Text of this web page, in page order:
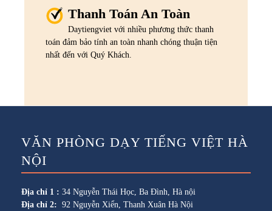
Thanh Toán An Toàn
Daytiengviet với nhiều phương thức thanh
toán đảm bảo tính an toàn nhanh chóng thuận tiện
nhất đến với Quý Khách.
VĂN PHÒNG DẠY TIẾNG VIỆT HÀ
NỘI
Địa chỉ 1 : 34 Nguyễn Thái Học, Ba Đình, Hà nội
Địa chỉ 2: 92 Nguyễn Xiển, Thanh Xuân Hà Nội